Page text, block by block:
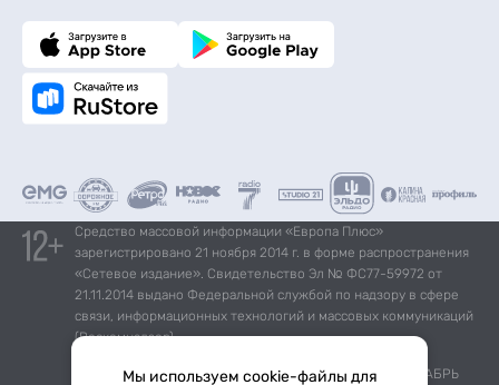
Средство массовой информации «Европа Плюс»
зарегистрировано 21 ноября 2014 г. в форме распространения
«Сетевое издание». Свидетельство Эл № ФС77-59972 от
21.11.2014 выдано Федеральной службой по надзору в сфере
связи, информационных технологий и массовых коммуникаций
(Роскомнадзор).
*Mediascope, Radio Index – РОССИЯ 100К+, ИЮЛЬ - ДЕКАБРЬ
Мы используем cookie-файлы для